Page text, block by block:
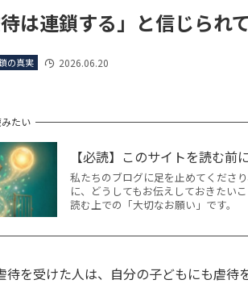
待は連鎖する」と信じられ
の真実 2026.06.20
たい
【必読】このサイトを読む前
私たちのブログに足を止めてくださ
に、どうしてもお伝えしておきたい
読む上での「大切なお願い」です。
待を受けた人は、自分の子どもにも虐